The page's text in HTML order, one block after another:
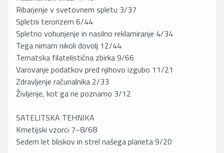
Ribarjenje v svetovnem spletu 3/37
Spletni terorizem 6/44
Spletno vohunjenje in nasilno reklamiranje 4/34
Tega nimam nikoli dovolj 12/44
Tematska filatelistična zbirka 9/66
Varovanje podatkov pred njihovo izgubo 11/21
Zdravljenje računalnika 2/33
Življenje, kot ga ne poznamo 3/12
SATELITSKA TEHNIKA
Kmetijski vzorci 7−8/68
Sedem let bliskov in strel našega planeta 9/20